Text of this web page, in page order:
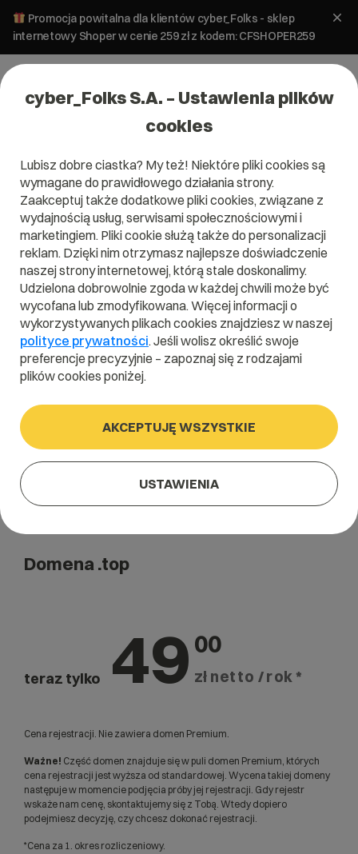
Promocja powitalna dla klientów cyber_Folks - sklep
internetowy Shoper w cenie 259 zł z kodem: CFSHOPER259
Domena .top
Wejdź na szczyt
.top
Szukaj
Domena .top
teraz tylko 49 00
zł netto / rok *
Cena rejestracji. Nie zawiera domen Premium.
Ważne! Część domen znajduje się w puli domen Premium, których
cena rejestracji jest wyższa od standardowej. Wycena takiej domeny
następuje w momencie podjęcia próby jej rejestracji. Gdy rejestr
wskaże nam cenę, skontaktujemy się z Tobą. Wtedy dopiero
podejmiesz decyzję, czy chcesz dokonać rejestracji.
*Cena za 1. okres rozliczeniowy.
cyber_Folks S.A. – Ustawienia plików
cookies
Lubisz dobre ciastka? My też! Niektóre pliki cookies są
wymagane do prawidłowego działania strony.
Zaakceptuj także dodatkowe pliki cookies, związane z
wydajnością usług, serwisami społecznościowymi i
marketingiem. Pliki cookie służą także do personalizacji
reklam. Dzięki nim otrzymasz najlepsze doświadczenie
naszej strony internetowej, którą stale doskonalimy.
Udzielona dobrowolnie zgoda w każdej chwili może być
wycofana lub zmodyfikowana. Więcej informacji o
wykorzystywanych plikach cookies znajdziesz w naszej
polityce prywatności. Jeśli wolisz określić swoje
preferencje precyzyjnie – zapoznaj się z rodzajami
plików cookies poniżej.
AKCEPTUJĘ WSZYSTKIE
USTAWIENIA